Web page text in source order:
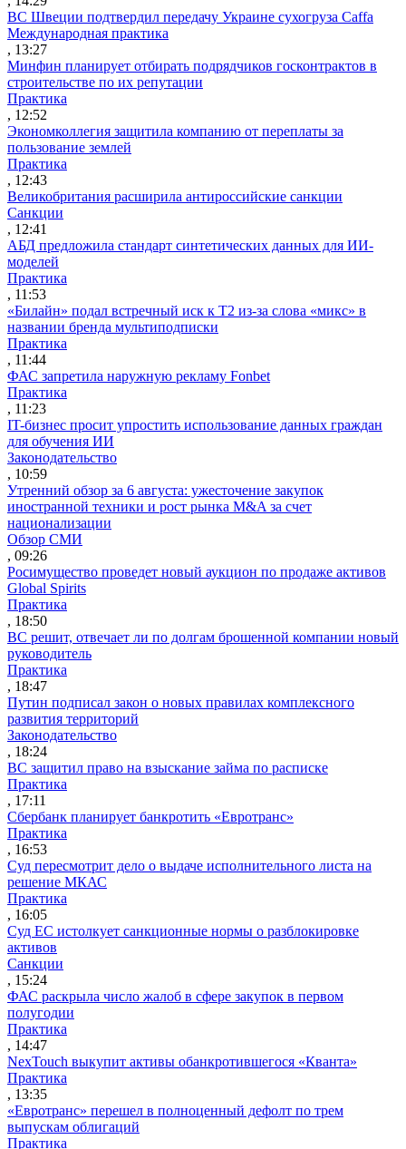
ВС Швеции подтвердил передачу Украине сухогруза Caffa
Международная практика
, 13:27
Минфин планирует отбирать подрядчиков госконтрактов в
строительстве по их репутации
Практика
, 12:52
Экономколлегия защитила компанию от переплаты за
пользование землей
Практика
, 12:43
Великобритания расширила антироссийские санкции
Санкции
, 12:41
АБД предложила стандарт синтетических данных для ИИ-
моделей
Практика
, 11:53
«Билайн» подал встречный иск к Т2 из-за слова «микс» в
названии бренда мультиподписки
Практика
, 11:44
ФАС запретила наружную рекламу Fonbet
Практика
, 11:23
IT-бизнес просит упростить использование данных граждан
для обучения ИИ
Законодательство
, 10:59
Утренний обзор за 6 августа: ужесточение закупок
иностранной техники и рост рынка M&A за счет
национализации
Обзор СМИ
, 09:26
Росимущество проведет новый аукцион по продаже активов
Global Spirits
Практика
, 18:50
ВС решит, отвечает ли по долгам брошенной компании новый
руководитель
Практика
, 18:47
Путин подписал закон о новых правилах комплексного
развития территорий
Законодательство
, 18:24
ВС защитил право на взыскание займа по расписке
Практика
, 17:11
Сбербанк планирует банкротить «Евротранс»
Практика
, 16:53
Суд пересмотрит дело о выдаче исполнительного листа на
решение МКАС
Практика
, 16:05
Суд ЕС истолкует санкционные нормы о разблокировке
активов
Санкции
, 15:24
ФАС раскрыла число жалоб в сфере закупок в первом
полугодии
Практика
, 14:47
NexTouch выкупит активы обанкротившегося «Кванта»
Практика
, 13:35
«Евротранс» перешел в полноценный дефолт по трем
выпускам облигаций
Практика